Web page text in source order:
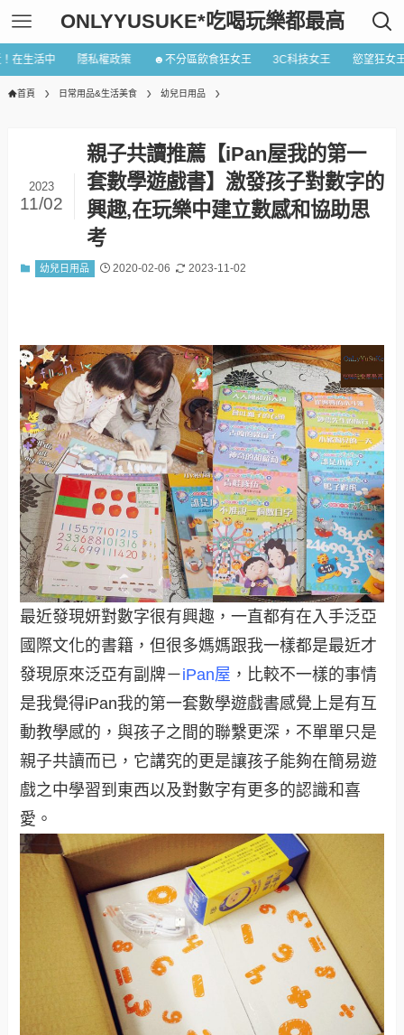
ONLYYUSUKE*吃喝玩樂都最高
在生活中 隱私權政策 ☻不分區飲食狂女王 3C科技女王 慾望狂女
首頁 日常用品&生活美食 幼兒日用品
親子共讀推薦【iPan屋我的第一
套數學遊戲書】激發孩子對數字的
興趣,在玩樂中建立數感和協助思
考
2023
11/02
幼兒日用品 2020-02-06 2023-11-02
最近發現妍對數字很有興趣，一直都有在入手泛亞
國際文化的書籍，但很多媽媽跟我一樣都是最近才
發現原來泛亞有副牌－iPan屋 ，比較不一樣的事情
是我覺得iPan我的第一套數學遊戲書感覺上是有互
動教學感的，與孩子之間的聯繫更深，不單單只是
親子共讀而已，它講究的更是讓孩子能夠在簡易遊
戲之中學習到東西以及對數字有更多的認識和喜
愛。